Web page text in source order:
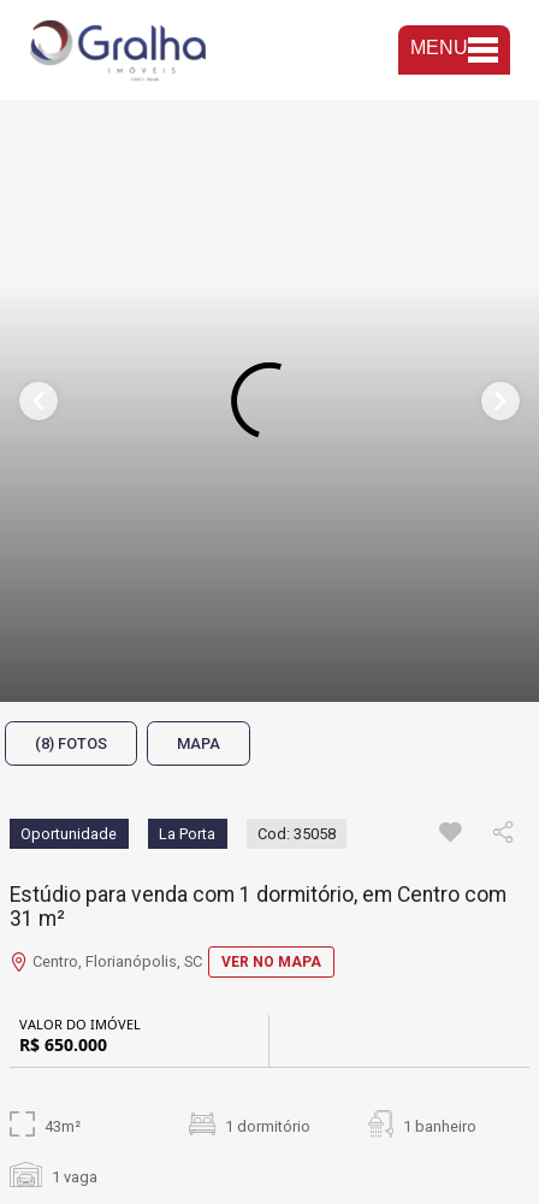
MENU
(8) FOTOS MAPA
Oportunidade La Porta Cod: 35058
Estúdio para venda com 1 dormitório, em Centro com
31 m²
Centro, Florianópolis, SC VER NO MAPA
VALOR DO IMÓVEL
R$ 650.000
43m² 1 dormitório 1 banheiro
1 vaga